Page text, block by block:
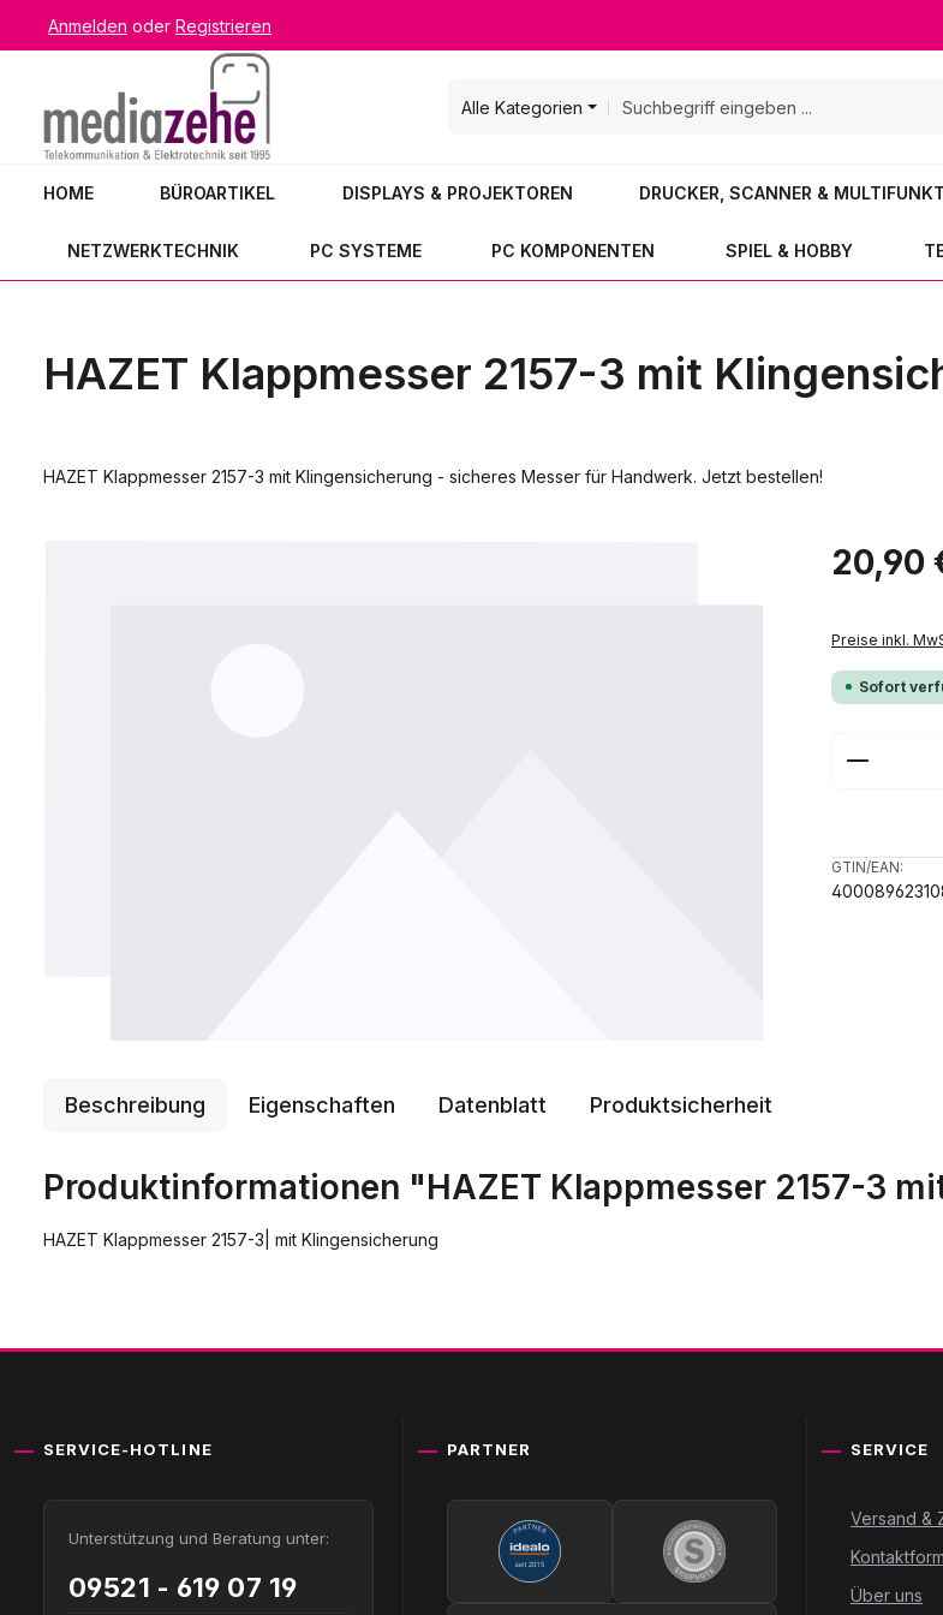
Hauptinhalt springen
Zur Suche springen
Zur Hauptnavigation springen
Anmelden oder Registrieren
Alle Kategorien
HOME BÜROARTIKEL DISPLAYS & PROJEKTOREN DRUCKER, SCANNER &
NETZWERKTECHNIK PC SYSTEME PC KOMPONENTEN SPIEL & HOBBY
HAZET Klappmesser 2157-3 mit
HAZET Klappmesser 2157-3 mit Klingensicherung - sicheres Messer für Handwerk. Jetzt bestellen!
Regulärer
20,90
Preise inkl.
Sofort
GTIN/EAN:
Beschreibung Eigenschaften Datenblatt Produktsicherheit
Produktinformationen "HAZET Klappmesser 2157-3
HAZET Klappmesser 2157-3| mit Klingensicherung
SERVICE-HOTLINE
Unterstützung und Beratung unter:
09521 - 619 07 19
PARTNER SERVICE
Versand &
Über uns